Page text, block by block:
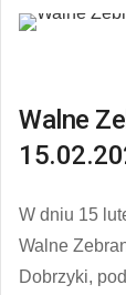
Walne
W dniu 15
Walne
Dobrzyki,